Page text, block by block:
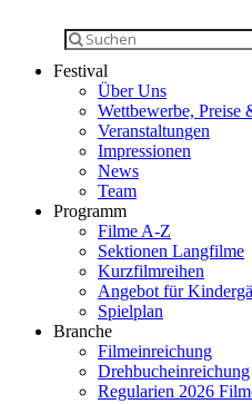
Festival
Über Uns
Wettbewerbe, Preise
Veranstaltungen
Impressionen
News
Team
Programm
Filme A-Z
Sektionen Langfilme
Kurzfilmreihen
Angebot für
Spielplan
Branche
Filmeinreichung
Drehbucheinreichung
Regularien 2026